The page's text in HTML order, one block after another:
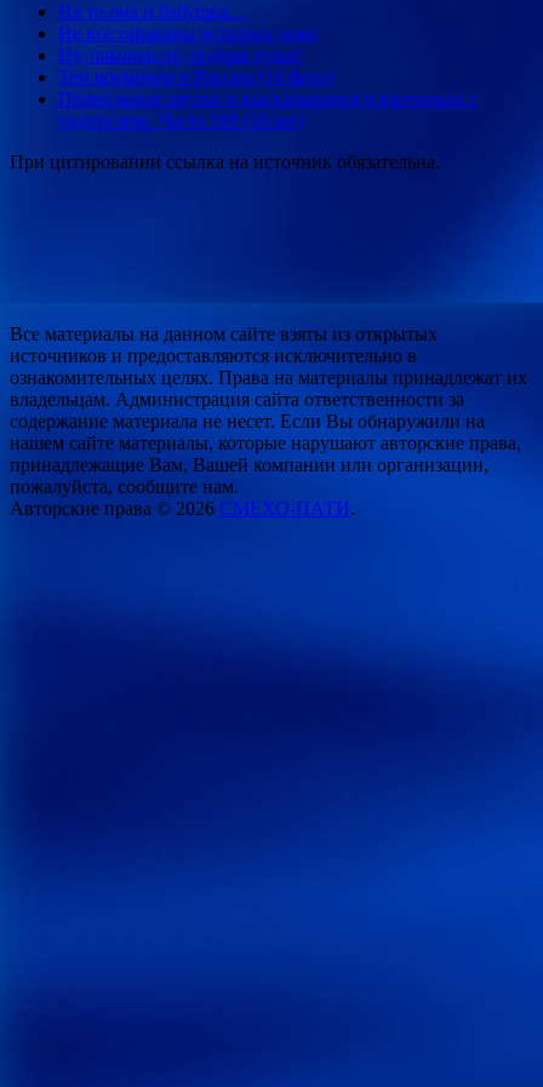
На то она и бабушка…
Не все тараканы остались дома
Ну, наконец-то, родная душа!
Тем временем в России (14 фото)
Прикольные шутки и высказывания в картинках с
надписями. Часть 109 (18 шт)
При цитировании ссылка на источник обязательна.
Все материалы на данном сайте взяты из открытых
источников и предоставляются исключительно в
ознакомительных целях. Права на материалы принадлежат их
владельцам. Администрация сайта ответственности за
содержание материала не несет. Если Вы обнаружили на
нашем сайте материалы, которые нарушают авторские права,
принадлежащие Вам, Вашей компании или организации,
пожалуйста, сообщите нам.
Авторские права © 2026 СМЕХО-ПАТИ.